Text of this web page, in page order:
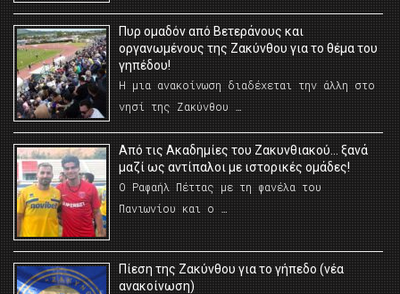
Πυρ ομαδόν από Βετεράνους και
οργανωμένους της Ζακύνθου για το θέμα του
γηπέδου!
Η μια ανακοίνωση διαδέχεται την άλλη στο
νησί της Ζακύνθου …
Από τις Ακαδημίες του Ζακυνθιακού… ξανά
μαζί ως αντίπαλοι με ιστορικές ομάδες!
Ο Ραφαήλ Πέττας με τη φανέλα του
Πανιωνίου και ο …
Πίεση της Ζακύνθου για το γήπεδο (νέα
ανακοίνωση)